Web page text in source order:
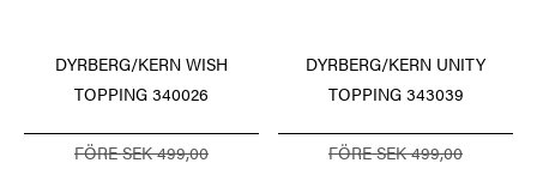
DYRBERG/KERN WISH
TOPPING 340026
FÖRE SEK 499,00
DYRBERG/KERN UNITY
TOPPING 343039
FÖRE SEK 499,00